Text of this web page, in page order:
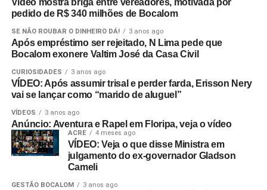
pedido de R$ 340 milhões de Bocalom
SE NÃO ROUBAR O DINHEIRO DÁ! 3 anos ago
Após empréstimo ser rejeitado, N Lima pede que
Bocalom exonere Valtim José da Casa Civil
CURIOSIDADES 3 anos ago
VÍDEO: Após assumir trisal e perder farda, Erisson Nery
vai se lançar como “marido de aluguel”
VÍDEOS 3 anos ago
Anúncio: Aventura e Rapel em Floripa, veja o vídeo
ACRE 4 meses ago
VÍDEO: Veja o que disse Ministra em
julgamento do ex-governador Gladson
Cameli
GESTÃO BOCALOM 3 anos ago